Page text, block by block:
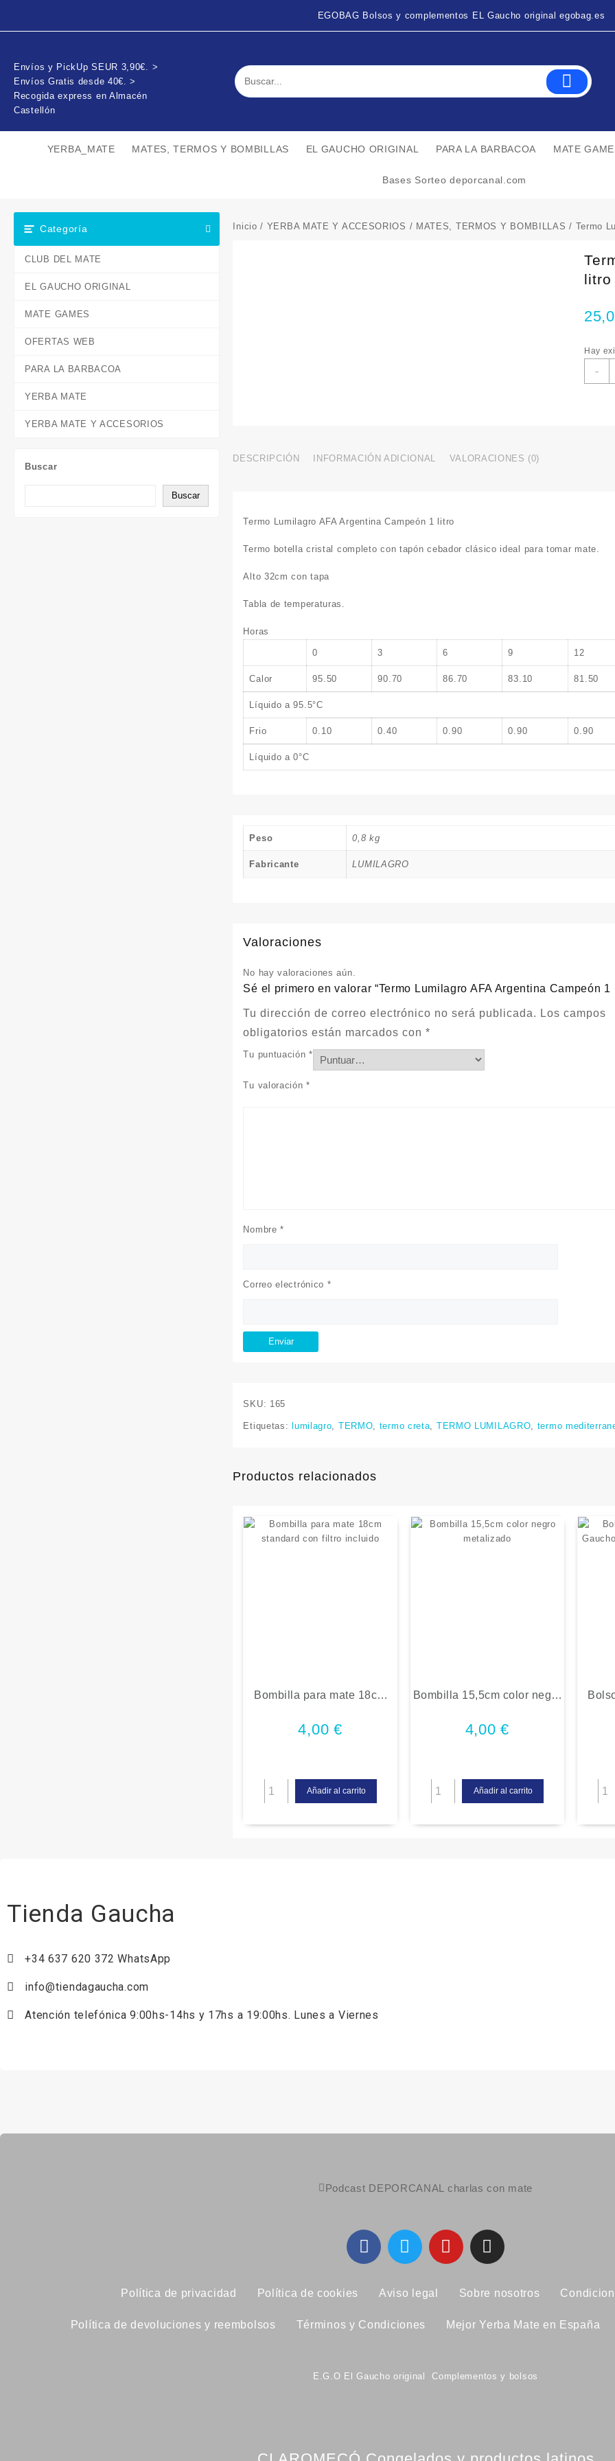
EGOBAG Bolsos y complementos EL Gaucho original egobag.es
Envíos y PickUp SEUR 3,90€. >
Envíos Gratis desde 40€. >
Recogida express en Almacén
Castellón
YERBA_MATE MATES, TERMOS Y BOMBILLAS EL GAUCHO ORIGINAL PARA LA BARBACOA MATE
Bases Sorteo deporcanal.com
Categoría
CLUB DEL MATE
EL GAUCHO ORIGINAL
MATE GAMES
OFERTAS WEB
PARA LA BARBACOA
YERBA MATE
YERBA MATE Y ACCESORIOS
Buscar
Buscar
Inicio / YERBA MATE Y ACCESORIOS / MATES, TERMOS Y BOMBILLAS / Termo
litro
Hay
-
DESCRIPCIÓN INFORMACIÓN ADICIONAL VALORACIONES (0)
Termo Lumilagro AFA Argentina Campeón 1 litro
Termo botella cristal completo con tapón cebador clásico ideal para tomar mate.
Alto 32cm con tapa
Tabla de temperaturas.
Horas
0 3 6 9 12
Calor 95.50 90.70 86.70 83.10 81.50
Líquido a 95.5°C
Frio 0.10 0.40 0.90 0.90 0.90
Líquido a 0°C
Peso 0,8 kg
Fabricante LUMILAGRO
Valoraciones
No hay valoraciones aún.
Sé el primero en valorar “Termo Lumilagro AFA Argentina Campeón 1
Tu dirección de correo electrónico no será publicada. Los campos
obligatorios están marcados con*
Tu puntuación*
Tu valoración*
Nombre*
Correo electrónico *
SKU: 165
Etiquetas:lumilagro TERMO termo creta TERMO LUMILAGRO termo
Productos relacionados
Bombilla para mate 18cm
4,00 €
Añadir al carrito
Bombilla 15,5cm color negro
4,00€
Añadir al carrito
Tienda Gaucha
+34 637 620 372 WhatsApp
info@tiendagaucha.com
Atención telefónica 9:00hs-14hs y 17hs a 19:00hs. Lunes a Viernes
Podcast DEPORCANAL charlas con mate
Política de privacidad Política de cookies Aviso legal Sobre nosotros
Política de devoluciones y reembolsos Términos y Condiciones Mejor Yerba Mate en España
E.G.O El Gaucho original Complementos y bolsos